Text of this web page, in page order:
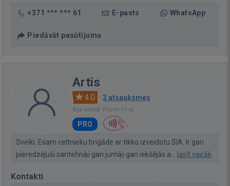
+371 *** *** 61 E-pasts WhatsApp
Piedāvāt pasūtījumu
Artis
4.0 · 3 atsauksmes
Bija vietnē: Pirms 11 st.
PRO
Sveiki. Esam celtnieku brigāde ar tikko izveidotu SIA. Ir gan
pieredzējuši santehniķi gan jumiķi gan iekšējās a...
lasīt vairāk
Kontakti